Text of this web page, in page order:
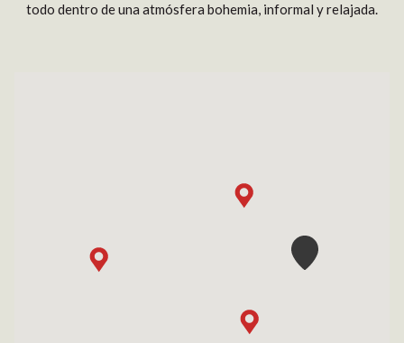
todo dentro de una atmósfera bohemia, informal y relajada.